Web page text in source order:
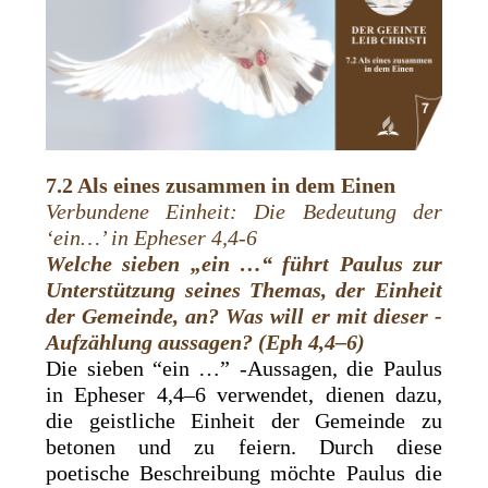
7.2 Als eines zusammen in dem Einen
Verbundene Einheit: Die Bedeutung der
‘ein…’ in Epheser 4,4-6
Welche sieben „ein …“ führt Paulus zur
Unterstützung seines ­Themas, der Einheit
der Gemeinde, an? Was will er mit dieser ­
Aufzählung aussagen? (Eph 4,4–6)
Die sieben “ein …” -Aussagen, die Paulus
in Epheser 4,4–6 verwendet, dienen dazu,
die geistliche Einheit der Gemeinde zu
betonen und zu feiern. Durch diese
poetische Beschreibung möchte Paulus die